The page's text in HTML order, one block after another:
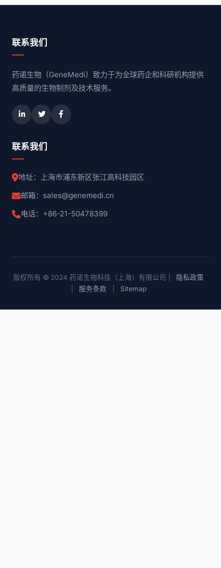
联系我们
药诺生物（GeneMedi）致力于为全球药企和科研机构提供
高质量的生物制剂及技术服务。
联系我们
地址：上海市浦东新区张江高科技园区
邮箱：sales@genemedi.cn
电话：+86-21-50478399
版权所有 © 2024 药诺生物科技（上海）有限公司 |
隐私政策
服务条款 Sitemap